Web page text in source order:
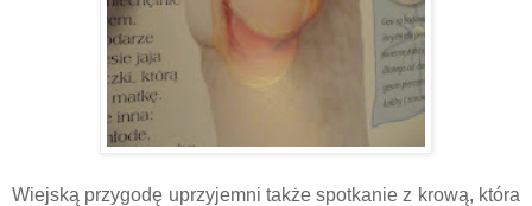
Wiejską przygodę uprzyjemni także spotkanie z krową, która